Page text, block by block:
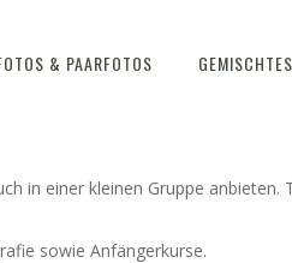
& PAARFOTOS GEMISCHTES
in einer kleinen Gruppe anbieten.
sowie Anfängerkurse.